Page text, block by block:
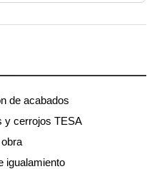
de acabados
y cerrojos TESA
igualamiento